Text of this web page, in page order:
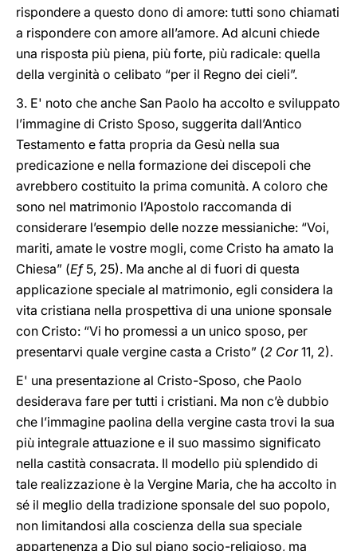
rispondere a questo dono di amore: tutti sono chiamati
a rispondere con amore all’amore. Ad alcuni chiede
una risposta più piena, più forte, più radicale: quella
della verginità o celibato “per il Regno dei cieli”.
3. E' noto che anche San Paolo ha accolto e sviluppato
l’immagine di Cristo Sposo, suggerita dall’Antico
Testamento e fatta propria da Gesù nella sua
predicazione e nella formazione dei discepoli che
avrebbero costituito la prima comunità. A coloro che
sono nel matrimonio l’Apostolo raccomanda di
considerare l’esempio delle nozze messianiche: “Voi,
mariti, amate le vostre mogli, come Cristo ha amato la
Chiesa” (Ef5, 25). Ma anche al di fuori di questa
applicazione speciale al matrimonio, egli considera la
vita cristiana nella prospettiva di una unione sponsale
con Cristo: “Vi ho promessi a un unico sposo, per
presentarvi quale vergine casta a Cristo” (2 Cor11, 2).
E' una presentazione al Cristo-Sposo, che Paolo
desiderava fare per tutti i cristiani. Ma non c’è dubbio
che l’immagine paolina della vergine casta trovi la sua
più integrale attuazione e il suo massimo significato
nella castità consacrata. Il modello più splendido di
tale realizzazione è la Vergine Maria, che ha accolto in
sé il meglio della tradizione sponsale del suo popolo,
non limitandosi alla coscienza della sua speciale
appartenenza a Dio sul piano socio-religioso, ma